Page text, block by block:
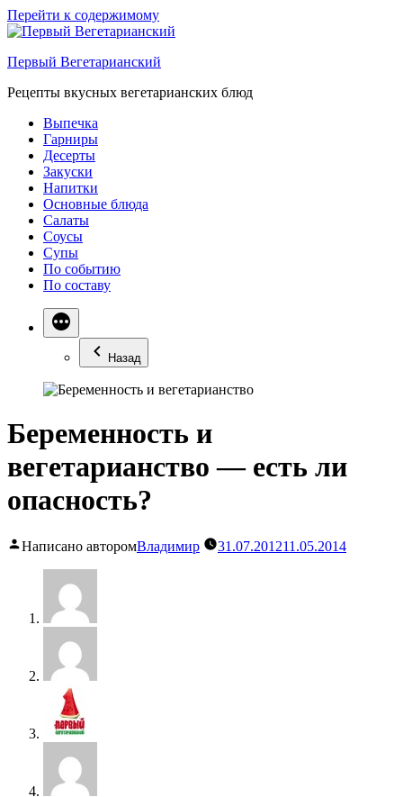
Перейти к содержимому
Первый Вегетарианский
Рецепты вкусных вегетарианских блюд
Выпечка
Гарниры
Десерты
Закуски
Напитки
Основные блюда
Салаты
Соусы
Супы
По событию
По составу
Назад
Беременность и
вегетарианство — есть ли
опасность?
Написано авторомВладимир 31.07.201211.05.2014